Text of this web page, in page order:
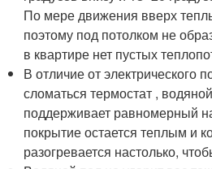
По мере движения вверх
поэтому под потолком не
в квартире нет пустых
В отличие от электрического
сломаться термостат ,
поддерживает равномерный
покрытие остается теплым и
разогревается настолько,